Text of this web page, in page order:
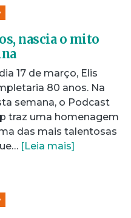
nascia o mito
17 de março, Elis
80 anos. Na
semana, o Podcast
traz uma homenagem
das mais talentosas
[Leia mais]